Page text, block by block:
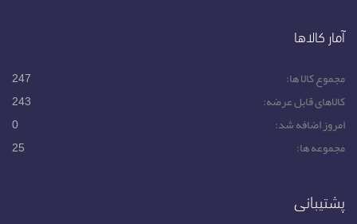
آمار کالاها
مجموع کالا ها:
247
کالاهای قابل عرضه:
243
امروز اضافه شد:
0
مجموعه ها:
25
پشتیبانی